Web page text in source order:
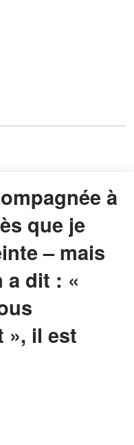
à
que je
– mais
a dit : «
», il est